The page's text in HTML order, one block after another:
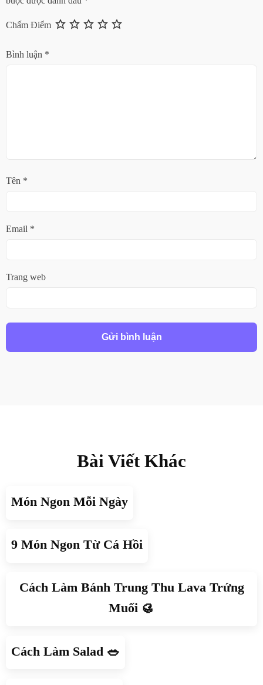
Chấm Điểm
Bình luận *
Tên *
Email *
Trang web
Bài Viết Khác
Món Ngon Mỗi Ngày
9 Món Ngon Từ Cá Hồi
Cách Làm Bánh Trung Thu Lava Trứng
Muối 🥮
Cách Làm Salad 🥗